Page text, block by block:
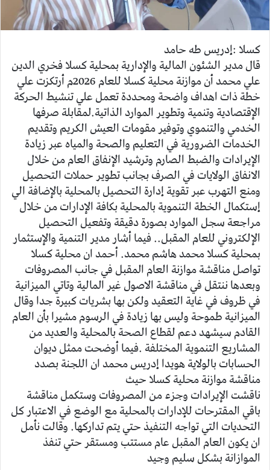
ك
و
ن
ي
ا
كسلا :إدريس طه حامد
قال مدير الشئون المالية والإدارية بمحلية كسلا فخري الدين
علي محمد أن موازنة محلية كسلا للعام 2026م أرتكزت علي
خطة ذات اهداف واضحة ومحددة تعمل علي تنشيط الحركة
الإقتصادية وتنمية وتطوير الموارد الذاتية.لمقابلة صرفها
الخدمي والتنموي وتوفير مقومات العيش الكريم وتقديم
الخدمات الضرورية في التعليم والصحة والمياه عبر زيادة
الإيرادات والضبط الصارم وترشيد الإنفاق العام من خلال
الانفاق الولايات في الصرف بجانب تطوير حملات التحصيل
ومنع التهرب عبر تقوية إدارة التحصيل بالمحلية بالإضافة الي
إستكمال الخطة التنموية بالمحلية بكافة الإدارات من خلال
مراجعة سجل الموارد بصورة دقيقة وتفعيل التحصيل
الإلكتروني للعام المقبل.. فيما أشار مدير التنمية والإستثمار
بمحلية كسلا محمد هاشم محمد. أحمد ان محلية كسلا
تواصل مناقشة موازنة العام المقبل في جانب المصروفات
وبعدها ننتقل في مناقشة الاصول غير المالية وتاتي الميزانية
في ظروف في غاية التعقيد ولكن بها بشريات كبيرة جدا وقال
الميزانية طموحة وليس بها زيادة في الرسوم مشيرا بأن العام
القادم سيشهد دعم لقطاع الصحة بالمحلية والعديد من
المشاريع التنموية المختلفة .فيما أوضحت ممثل ديوان
الحسابات بالولاية هويدا إدريس محمد ان اللجنة بصدد
مناقشة موازنة محلية كسلا حيث
ناقشت الإيرادات وجزء من المصروفات وستكمل مناقشة
باقي المقترحات للإدارات بالمحلية مع الوضع في الاعتبار كل
التحديات التي تواجه التنفيذ حتي يتم تداركها. وقالت نأمل
ان يكون العام المقبل عام مستتب ومستقر حتي تنفذ
الموازانة بشكل سليم وجيد